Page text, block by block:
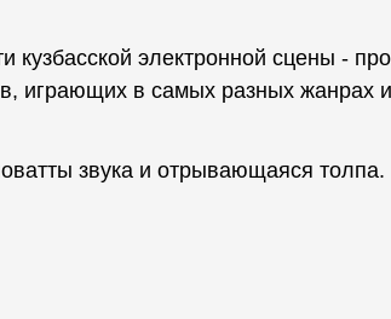
кузбасской электронной сцены -
играющих в самых разных
звука и отрывающаяся